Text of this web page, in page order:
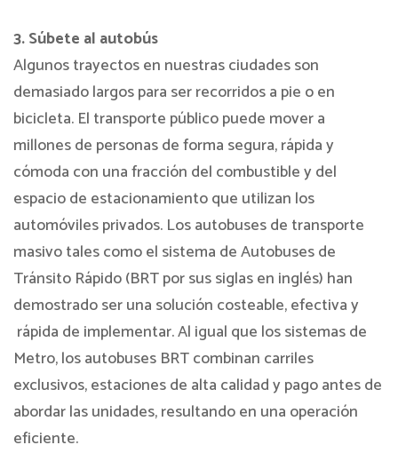
3. Súbete al autobús
Algunos trayectos en nuestras ciudades son
demasiado largos para ser recorridos a pie o en
bicicleta. El transporte público puede mover a
millones de personas de forma segura, rápida y
cómoda con una fracción del combustible y del
espacio de estacionamiento que utilizan los
automóviles privados. Los autobuses de transporte
masivo tales como el sistema de Autobuses de
Tránsito Rápido (BRT por sus siglas en inglés) han
demostrado ser una solución costeable, efectiva y
rápida de implementar. Al igual que los sistemas de
Metro, los autobuses BRT combinan carriles
exclusivos, estaciones de alta calidad y pago antes de
abordar las unidades, resultando en una operación
eficiente.